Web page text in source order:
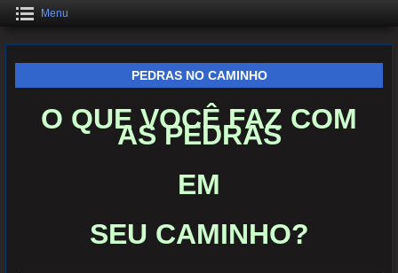
Menu
PEDRAS NO CAMINHO
O QUE VOCÊ FAZ COM
AS PEDRAS
EM
SEU CAMINHO?